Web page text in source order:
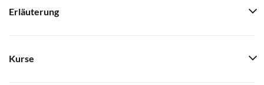
Erläuterung
Kurse